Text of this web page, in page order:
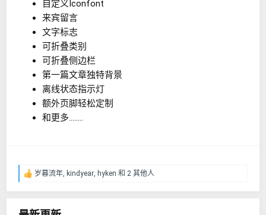
自定义Iconfont
来宾留言
文字标志
可折叠类别
可折叠侧边栏
第一篇文章独特背景
离线状态指示灯
额外页脚轻松定制
和更多........
反
岁暮流年, kindyear, hyken 和 2 其他人